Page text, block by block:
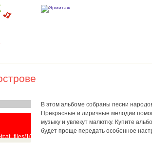
102/70/Malysh_na_ostrove.mp3"
В этом альбоме собраны песни
Прекрасные и лиричные мелодии
музыку и увлекут малютку. Купите
будет проще передать особенное